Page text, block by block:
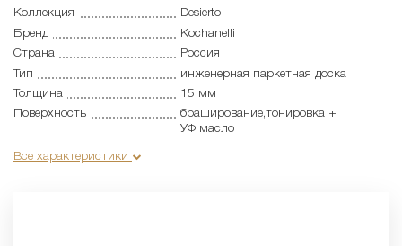
Коллекция
Desierto
Бренд
Kochanelli
Страна
Россия
Тип
инженерная паркетная доска
Толщина
15 мм
Поверхность
браширование,тонировка +
УФ масло
Все характеристики